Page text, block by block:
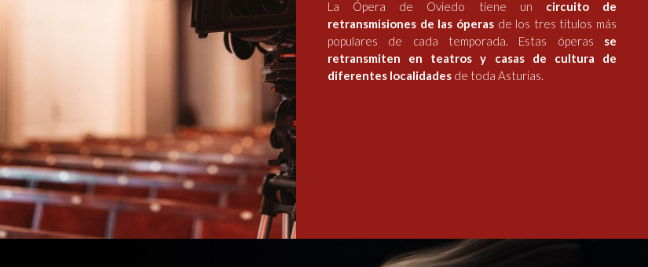
La Ópera de Oviedo tiene un circuito de
retransmisiones de las óperasde los tres títulos más
populares de cada temporada. Estas óperas se
retransmiten en teatros y casas de cultura de
diferentes localidades de toda Asturias.